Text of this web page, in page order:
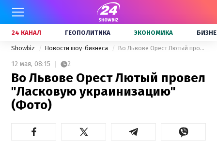
24 КАНАЛ ГЕОПОЛИТИКА ЭКОНОМИКА
Showbiz Новости шоу-бизнеса Во Львове Орест Лютый провел "Ласковую украинизацию" (Фото)
12 мая, 08:15 2
Во Львове Орест Лютый провел
"Ласковую украинизацию"
(Фото)